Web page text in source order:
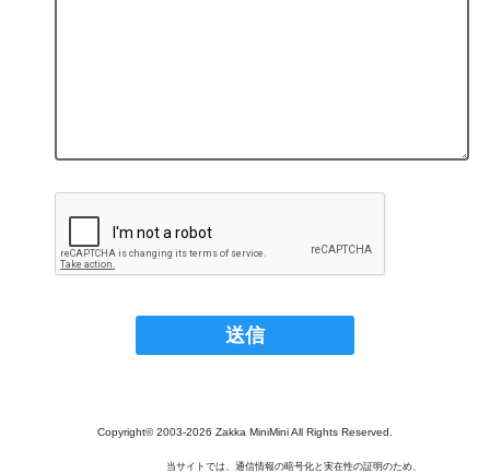
Copyright© 2003‐2026 Zakka MiniMini All Rights Reserved.
当サイトでは、通信情報の暗号化と実在性の証明のため、